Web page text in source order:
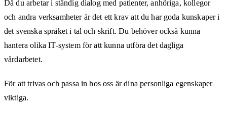
Då du arbetar i ständig dialog med patienter, anhöriga, kollegor
och andra verksamheter är det ett krav att du har goda kunskaper i
det svenska språket i tal och skrift. Du behöver också kunna
hantera olika IT-system för att kunna utföra det dagliga
vårdarbetet.
För att trivas och passa in hos oss är dina personliga egenskaper
viktiga.